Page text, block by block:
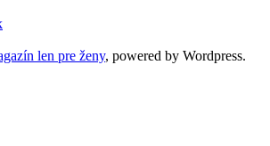
len pre ženy, powered by Wordpress.